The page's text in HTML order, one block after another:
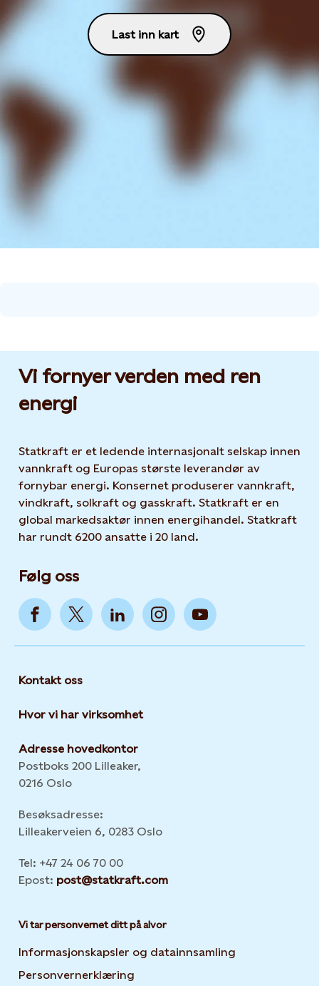
Last inn kart
Vi fornyer verden med ren
energi
Statkraft er et ledende internasjonalt selskap innen
vannkraft og Europas største leverandør av
fornybar energi. Konsernet produserer vannkraft,
vindkraft, solkraft og gasskraft. Statkraft er en
global markedsaktør innen energihandel. Statkraft
har rundt 6200 ansatte i 20 land.
Følg oss
Kontakt oss
Hvor vi har virksomhet
Adresse hovedkontor
Postboks 200 Lilleaker,
0216 Oslo
Besøksadresse:
Lilleakerveien 6, 0283 Oslo
Tel: +47 24 06 70 00
Epost: post@statkraft.com
Vi tar personvernet ditt på alvor
Informasjonskapsler og datainnsamling
Personvernerklæring